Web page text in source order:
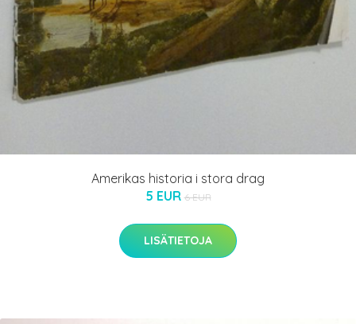
Amerikas historia i stora drag
5 EUR 6 EUR
LISÄTIETOJA